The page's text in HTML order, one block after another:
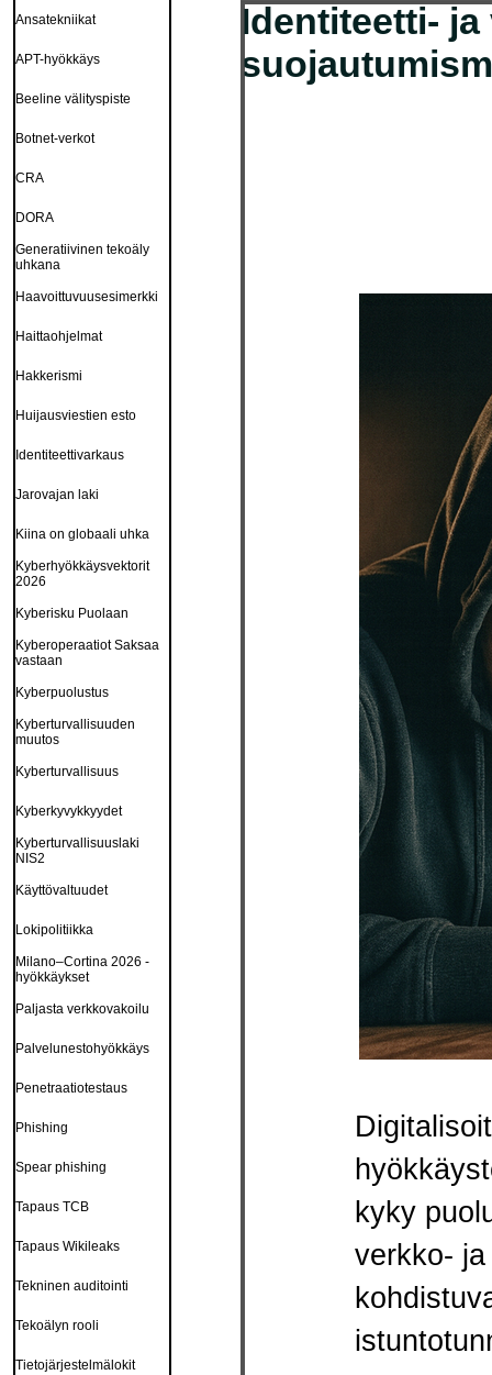
Identiteetti-
kyky
verkko-
Ansatekniikat
APT-hyökkäys
Beeline välityspiste
Botnet-verkot
CRA
DORA
Generatiivinen tekoäly
uhkana
Haavoittuvuusesimerkki
Haittaohjelmat
Hakkerismi
Huijausviestien esto
Identiteettivarkaus
Jarovajan laki
Kiina on globaali uhka
Kyberhyökkäysvektorit
2026
Kyberisku Puolaan
Kyberoperaatiot Saksaa
vastaan
Kyberpuolustus
Kyberturvallisuuden
muutos
Kyberturvallisuus
Kyberkyvykkyydet
Kyberturvallisuuslaki
NIS2
Käyttövaltuudet
Lokipolitiikka
Milano–Cortina 2026 -
hyökkäykset
Paljasta verkkovakoilu
Palvelunestohyökkäys
Penetraatiotestaus
Phishing
Spear phishing
Tapaus TCB
Tapaus Wikileaks
Tekninen auditointi
Tekoälyn rooli
Tietojärjestelmälokit